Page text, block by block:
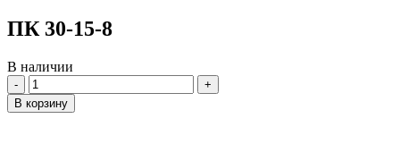
ПК 30-15-8
В наличии
Количество
В корзину